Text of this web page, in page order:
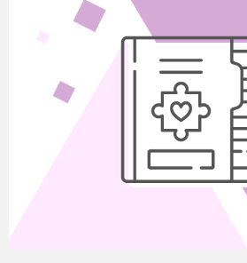
Чи не пора нам схаменуться,
Щоб мирне сонце нам усім
Цей вінець клятий стільки зла
Історію спотворив нанівець,
Він нашу пам’ять у могилі
Безславний пророкуючи
Культуру, прадідами пещену